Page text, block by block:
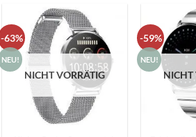
-63%
NEU!
NICHT VORRÄTIG
-59%
NEU!
NICHT